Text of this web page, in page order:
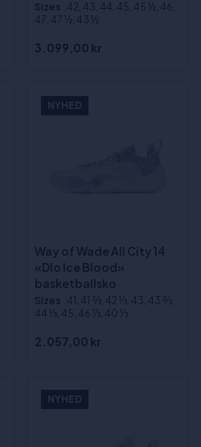
Sizes :42, 43, 44, 45, 45 ½, 46,
47, 47 ½, 43 ½
3.099,00 kr
NYHED
Way of Wade All City 14
«Dlo Ice Blood»
basketballsko
Sizes :41, 41 2⁄3, 42 1⁄3, 43, 43 2⁄3,
44 1⁄3, 45, 46 1⁄3, 40 1⁄3
2.057,00 kr
NYHED